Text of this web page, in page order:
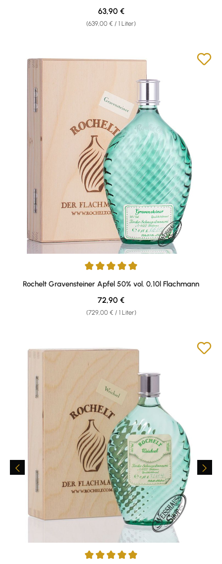
(639,00 € / 1 Liter)
Regulärer Preis:
63,90 €
Durchschnittliche Bewertung von 5 von 5 Sternen
Rochelt Gravensteiner Apfel 50% vol. 0,10l Flachmann
(729,00 € / 1 Liter)
Regulärer Preis:
72,90 €